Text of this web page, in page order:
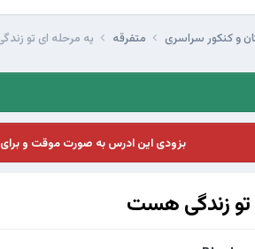
و کنکور سراسری متفرقه یه مرحله ای تو
بزودی این ادرس به صورت موقت و
تو زندگی هست